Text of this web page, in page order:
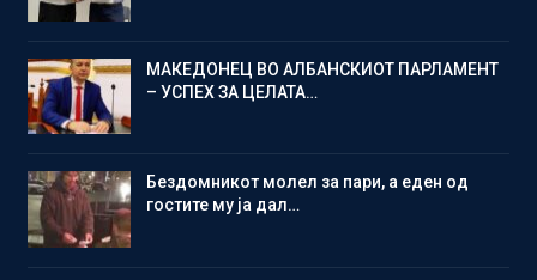
МАКЕДОНЕЦ ВО АЛБАНСКИОТ ПАРЛАМЕНТ
– УСПЕХ ЗА ЦЕЛАТА…
Бездомникот молел за пари, а еден од
гостите му ја дал…